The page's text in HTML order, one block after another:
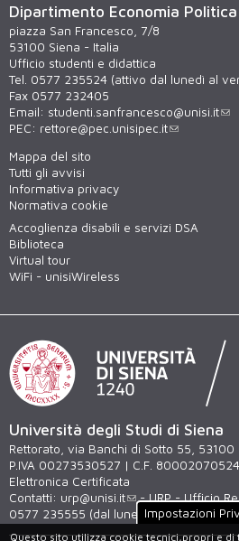
Dipartimento Economia
piazza San Francesco, 7/8
53100 Siena - Italia
Ufficio studenti e didattica
Tel. 0577 235524 (attivo dal lunedì al
Fax 0577 232405
Email: studenti.sanfrancesco@unisi.it
PEC: rettore@pec.unisipec.it
Mappa del sito
Tutti gli avvisi
Informativa privacy
Normativa cookie
Accoglienza disabili e servizi DSA
Biblioteca
Virtual tour
WiFi - unisiWireless
Università degli Studi di Siena
Rettorato, via Banchi di Sotto 55, 53100
P.IVA 00273530527 | C.F.
Elettronica Certificata
Contatti: urp@unisi.it
- URP - Ufficio
0577 235555 (dal lunedì al venerdì
Impostazioni
Questo sito utilizza cookie tecnici,propri e di